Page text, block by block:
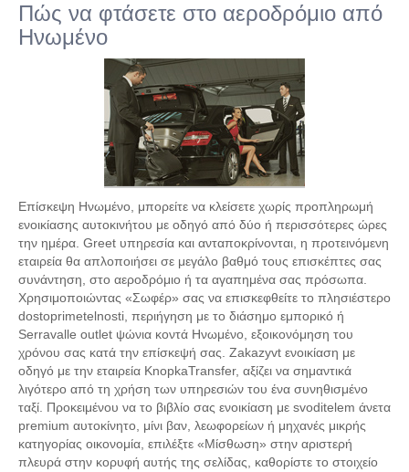
Πώς να φτάσετε στο αεροδρόμιο από
Ηνωμένο
Επίσκεψη Ηνωμένο, μπορείτε να κλείσετε χωρίς προπληρωμή
ενοικίασης αυτοκινήτου με οδηγό από δύο ή περισσότερες ώρες
την ημέρα. Greet υπηρεσία και ανταποκρίνονται, η προτεινόμενη
εταιρεία θα απλοποιήσει σε μεγάλο βαθμό τους επισκέπτες σας
συνάντηση, στο αεροδρόμιο ή τα αγαπημένα σας πρόσωπα.
Χρησιμοποιώντας «Σωφέρ» σας να επισκεφθείτε το πλησιέστερο
dostoprimetelnosti, περιήγηση με το διάσημο εμπορικό ή
Serravalle outlet ψώνια κοντά Ηνωμένο, εξοικονόμηση του
χρόνου σας κατά την επίσκεψή σας. Zakazyvt ενοικίαση με
οδηγό με την εταιρεία KnopkaTransfer, αξίζει να σημαντικά
λιγότερο από τη χρήση των υπηρεσιών του ένα συνηθισμένο
ταξί. Προκειμένου να το βιβλίο σας ενοικίαση με svoditelem άνετα
premium αυτοκίνητο, μίνι βαν, λεωφορείων ή μηχανές μικρής
κατηγορίας οικονομία, επιλέξτε «Μίσθωση» στην αριστερή
πλευρά στην κορυφή αυτής της σελίδας, καθορίστε το στοιχείο